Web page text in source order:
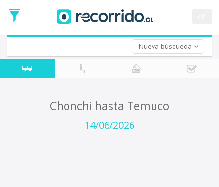
Nueva búsqueda
de
Ida
Vuelta (opcional)
Fecha
de
Chonchi hasta Temuco
14/06/2026